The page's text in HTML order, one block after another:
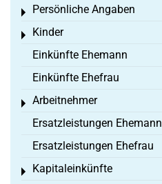
Persönliche Angaben
Toggle menu
Kinder
Toggle menu
Einkünfte Ehemann
Einkünfte Ehefrau
Arbeitnehmer
Toggle menu
Ersatzleistungen Ehemann
Ersatzleistungen Ehefrau
Kapitaleinkünfte
Toggle menu